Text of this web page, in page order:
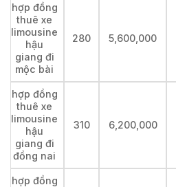
hợp đồng
thuê xe
limousine
hậu
giang đi
mộc bài
280 5,600,000
hợp đồng
thuê xe
limousine
hậu
giang đi
đồng nai
310 6,200,000
hợp đồng